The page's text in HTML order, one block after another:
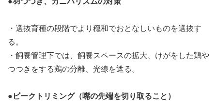
・選抜育種の段階でより穏和でおとなしいものを選抜す
る。
・飼養管理下では、飼養スペースの拡大、けがをした鶏や
つつきをする鶏の分離、光線を遮る。
●ビークトリミング（嘴の先端を切り取ること）